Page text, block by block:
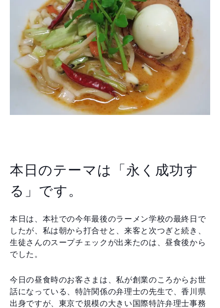
本日のテーマは「永く成功す
る」です。
本日は、本社での今年最後のラーメン学校の最終日で
したが、私は朝から打合せと、来客と次つぎと続き、
生徒さんのスープチェックが出来たのは、昼食後から
でした。
今日の昼食時のお客さまは、私が創業のころからお世
話になっている、特許関係の弁理士の先生で、香川県
出身ですが、東京で規模の大きい国際特許弁理士事務